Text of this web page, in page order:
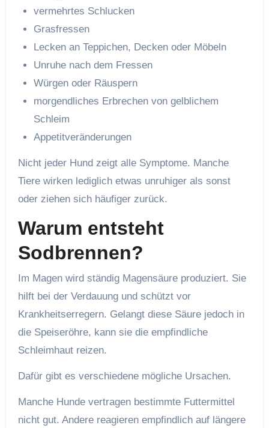
vermehrtes Schlucken
Grasfressen
Lecken an Teppichen, Decken oder Möbeln
Unruhe nach dem Fressen
Würgen oder Räuspern
morgendliches Erbrechen von gelblichem
Schleim
Appetitveränderungen
Nicht jeder Hund zeigt alle Symptome. Manche
Tiere wirken lediglich etwas unruhiger als sonst
oder ziehen sich häufiger zurück.
Warum entsteht
Sodbrennen?
Im Magen wird ständig Magensäure produziert. Sie
hilft bei der Verdauung und schützt vor
Krankheitserregern. Gelangt diese Säure jedoch in
die Speiseröhre, kann sie die empfindliche
Schleimhaut reizen.
Dafür gibt es verschiedene mögliche Ursachen.
Manche Hunde vertragen bestimmte Futtermittel
nicht gut. Andere reagieren empfindlich auf längere